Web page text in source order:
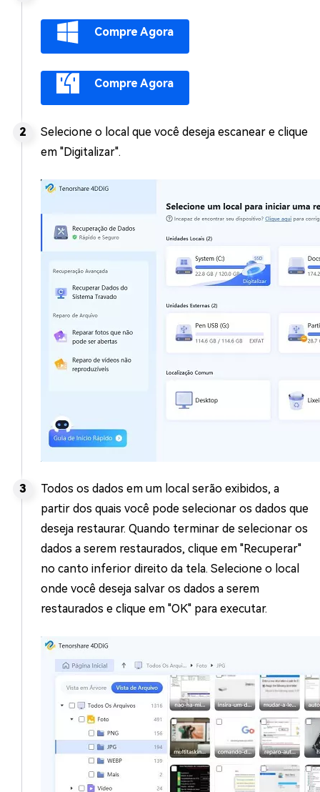
Compre Agora
Compre Agora
Selecione o local que você deseja escanear e clique
em "Digitalizar".
Todos os dados em um local serão exibidos, a
partir dos quais você pode selecionar os dados que
deseja restaurar. Quando terminar de selecionar os
dados a serem restaurados, clique em "Recuperar"
no canto inferior direito da tela. Selecione o local
onde você deseja salvar os dados a serem
restaurados e clique em "OK" para executar.